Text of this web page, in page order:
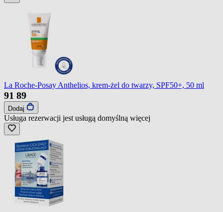
La Roche-Posay Anthelios, krem-żel do twarzy, SPF50+, 50 ml
91 89
Dodaj
Usługa rezerwacji jest usługą domyślną więcej